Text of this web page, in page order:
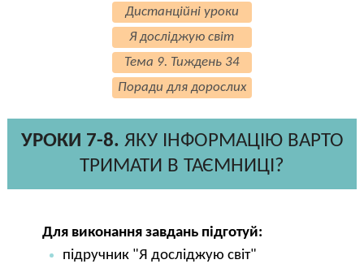
Дистанційні уроки
Я досліджую світ
Тема 9. Тиждень 34
Поради для дорослих
УРОКИ 7-8. ЯКУ ІНФОРМАЦІЮ ВАРТО
ТРИМАТИ В ТАЄМНИЦІ?
Для виконання завдань підготуй:
підручник "Я досліджую світ"